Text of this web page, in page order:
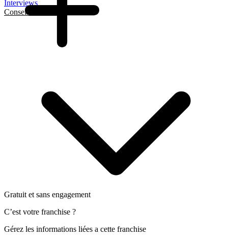
Interviews
Conseils et Guides
Gratuit et sans engagement
C’est votre franchise ?
Gérez les informations liées a cette franchise